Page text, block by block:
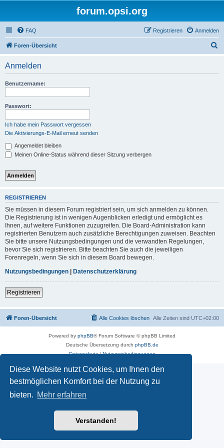
Diese Website nutzt Cookies, um Ihnen den
bestmöglichen Komfort bei der Nutzung zu
bieten. Mehr erfahren
Verstanden!
forum.opsi.org
FAQ Anmelden
Registrieren
Foren-Übersicht
Anmelden
Benutzername:
Passwort:
Ich habe mein Passwort vergessen
Die Aktivierungs-E-Mail erneut senden
Angemeldet bleiben
Meinen Online-Status während dieser Sitzung verbergen
REGISTRIEREN
Sie müssen in diesem Forum registriert sein, um sich anmelden zu können.
Die Registrierung ist in wenigen Augenblicken erledigt und ermöglicht es
Ihnen, auf weitere Funktionen zuzugreifen. Die Board-Administration kann
registrierten Benutzern auch zusätzliche Berechtigungen zuweisen. Beachten
Sie bitte unsere Nutzungsbedingungen und die verwandten Regelungen,
bevor Sie sich registrieren. Bitte beachten Sie auch die jeweiligen
Forenregeln, wenn Sie sich in diesem Board bewegen.
Nutzungsbedingungen | Datenschutzerklärung
Registrieren
Foren-Übersicht Alle Zeiten sind UTC+02:00
Alle Cookies löschen
Powered by phpBB® Forum Software © phpBB Limited
Deutsche Übersetzung durch phpBB.de
Datenschutz|Nutzungsbedingungen